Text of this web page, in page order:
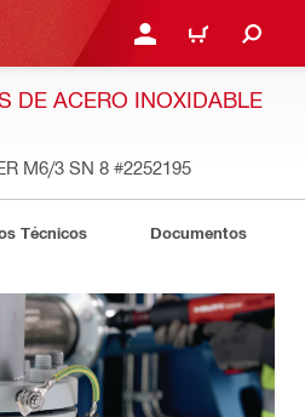
INICIE SESIÓN O
CARRITO
DE ACERO INOXIDABLE
M6/3 SN 8 #2252195
Técnicos Documentos